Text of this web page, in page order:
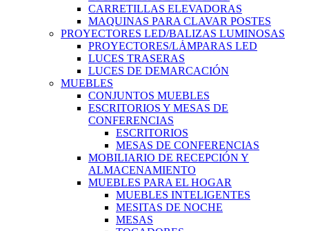
CARRETILLAS ELEVADORAS
MAQUINAS PARA CLAVAR POSTES
PROYECTORES LED/BALIZAS LUMINOSAS
PROYECTORES/LÁMPARAS LED
LUCES TRASERAS
LUCES DE DEMARCACIÓN
MUEBLES
CONJUNTOS MUEBLES
ESCRITORIOS Y MESAS DE
CONFERENCIAS
ESCRITORIOS
MESAS DE CONFERENCIAS
MOBILIARIO DE RECEPCIÓN Y
ALMACENAMIENTO
MUEBLES PARA EL HOGAR
MUEBLES INTELIGENTES
MESITAS DE NOCHE
MESAS